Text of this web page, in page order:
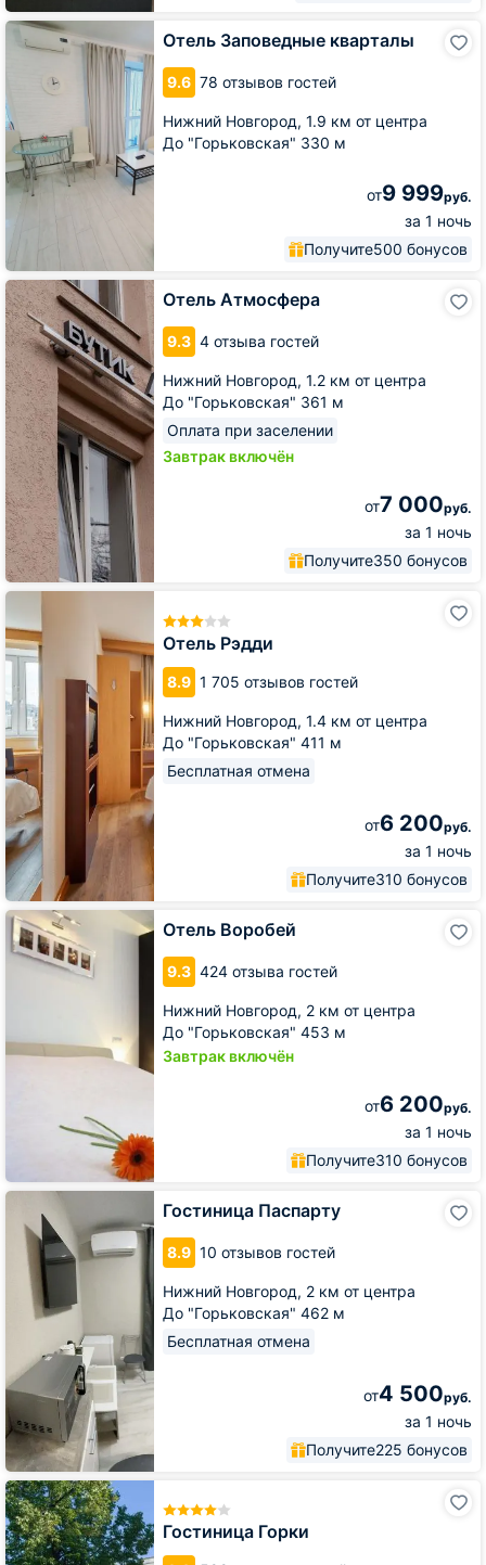
Отель Заповедные кварталы
9.6 78 отзывов гостей
Нижний Новгород, 1.9 км от центра
До "Горьковская" 330 м
от9 999руб.
за 1 ночь
Получите500 бонусов
Отель
Заповедные
Отель Атмосфера
9.3 4 отзыва гостей
Нижний Новгород, 1.2 км от центра
До "Горьковская" 361 м
Оплата при заселении
Завтрак включён
от7 000руб.
за 1 ночь
Получите350 бонусов
Отель
Атмосфера
Отель Рэдди
8.9 1 705 отзывов гостей
Нижний Новгород, 1.4 км от центра
До "Горьковская" 411 м
Бесплатная отмена
от6 200руб.
за 1 ночь
Получите310 бонусов
Отель
Отель Воробей
9.3 424 отзыва гостей
Нижний Новгород, 2 км от центра
До "Горьковская" 453 м
Завтрак включён
от6 200руб.
за 1 ночь
Получите310 бонусов
Отель
Воробей
Гостиница Паспарту
8.9 10 отзывов гостей
Нижний Новгород, 2 км от центра
До "Горьковская" 462 м
Бесплатная отмена
от4 500руб.
за 1 ночь
Получите225 бонусов
Гостиница
Паспарту
Гостиница Горки
Гостиница
Горки